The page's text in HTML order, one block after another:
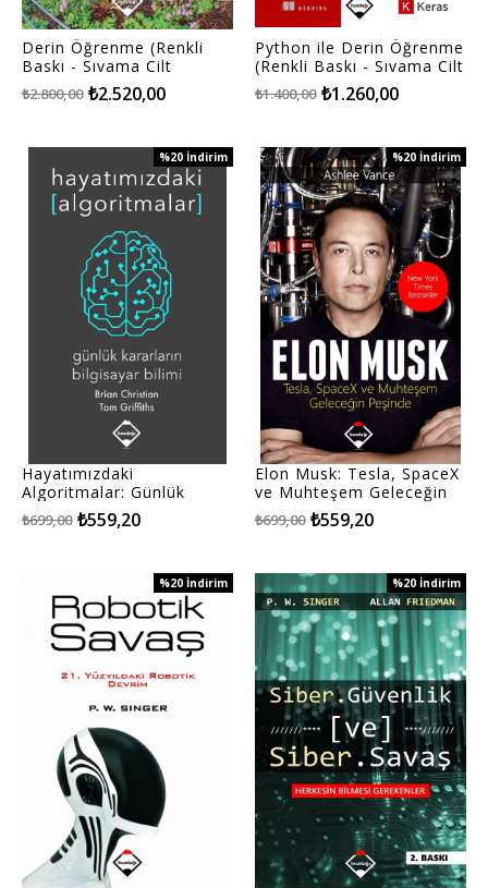
Derin Öğrenme (Renkli
Baskı - Sıvama Cilt
Kapaklı) ₺2.520,00
₺2.800,00
Python ile Derin Öğrenme
(Renkli Baskı - Sıvama Cilt
Kapaklı) ₺1.260,00
₺1.400,00
Hayatımızdaki
Algoritmalar: Günlük
Kararların Bilgisayar
Bilimi ₺559,20
₺699,00
%20 İndirim
%20İndirim
Elon Musk: Tesla, SpaceX
ve Muhteşem Geleceğin
Peşinde₺559,20
₺699,00
%20 İndirim
%20İndirim
%20 İndirim
%20İndirim
%20 İndirim
%20İndirim